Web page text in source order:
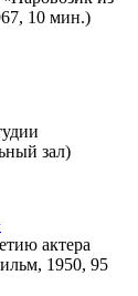
10 мин.)
зал)
актера
1950, 95